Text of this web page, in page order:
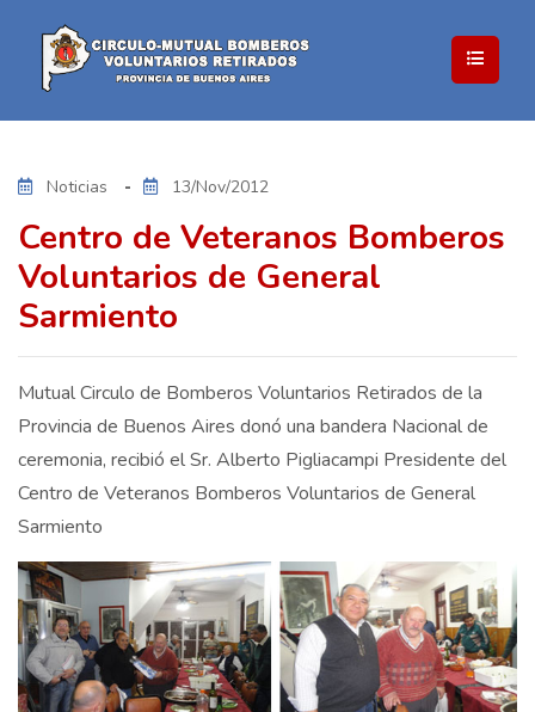
Noticias 13/Nov/2012
Centro de Veteranos Bomberos
Voluntarios de General
Sarmiento
Mutual Circulo de Bomberos Voluntarios Retirados de la
Provincia de Buenos Aires donó una bandera Nacional de
ceremonia, recibió el Sr. Alberto Pigliacampi Presidente del
Centro de Veteranos Bomberos Voluntarios de General
Sarmiento